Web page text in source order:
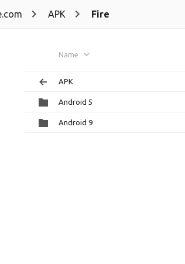
APK Fire
Name
APK
Android 5
Android 9